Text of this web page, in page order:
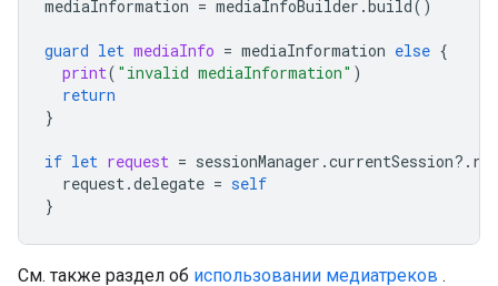
mediaInformation = mediaInfoBuilder . build ()
guard let mediaInfo = mediaInformation else {
print( "invalid mediaInformation" )
return
}
if let request = sessionManager .currentSession?.
request.delegate = self
}
См. также раздел об использовании медиатреков .